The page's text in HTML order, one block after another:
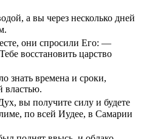
а вы через несколько дней
они спросили Его: —
восстановить царство
знать времена и сроки,
властью.
вы получите силу и будете
по всей Иудее, в Самарии